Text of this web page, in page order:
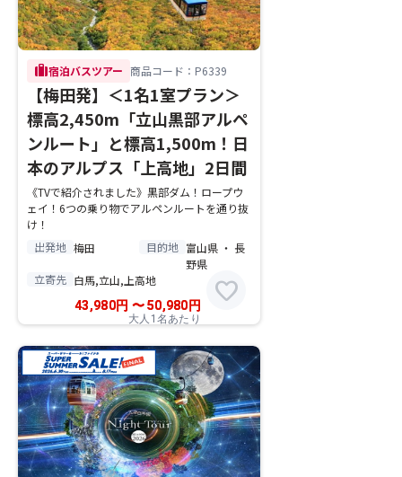
trip宿泊バスツアー 商品コード：P6339
【梅田発】＜1名1室プラン＞
標高2,450m「立山黒部アルペ
ンルート」と標高1,500m！日
本のアルプス「上高地」2日間
《TVで紹介されました》黒部ダム！ロープウ
ェイ！6つの乗り物でアルペンルートを通り抜
け！
出発地 梅田 目的地 富山県 ・ 長
野県
立寄先 白馬,立山,上高地
43,980円 〜50,980 円
大人1名あたり
favorite